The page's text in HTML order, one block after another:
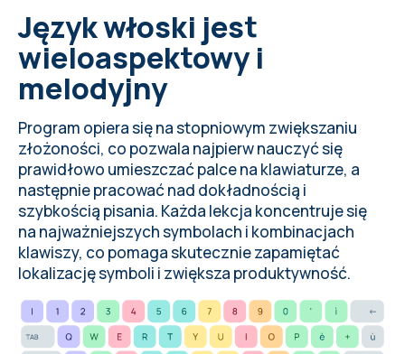
Język włoski jest
wieloaspektowy i
melodyjny
Program opiera się na stopniowym zwiększaniu
złożoności, co pozwala najpierwnauczyć się
prawidłowo umieszczać palce na klawiaturze, a
następnie pracować nad dokładnością i
szybkością pisania. Każda lekcja koncentruje się
na najważniejszych symbolach i kombinacjach
klawiszy, co pomaga skutecznie zapamiętać
lokalizację symboli i zwiększa produktywność.